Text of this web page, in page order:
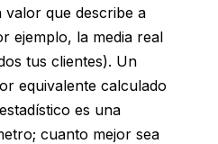
valor que describe a
ejemplo, la media real
tus clientes). Un
equivalente calculado
es una
cuanto mejor sea